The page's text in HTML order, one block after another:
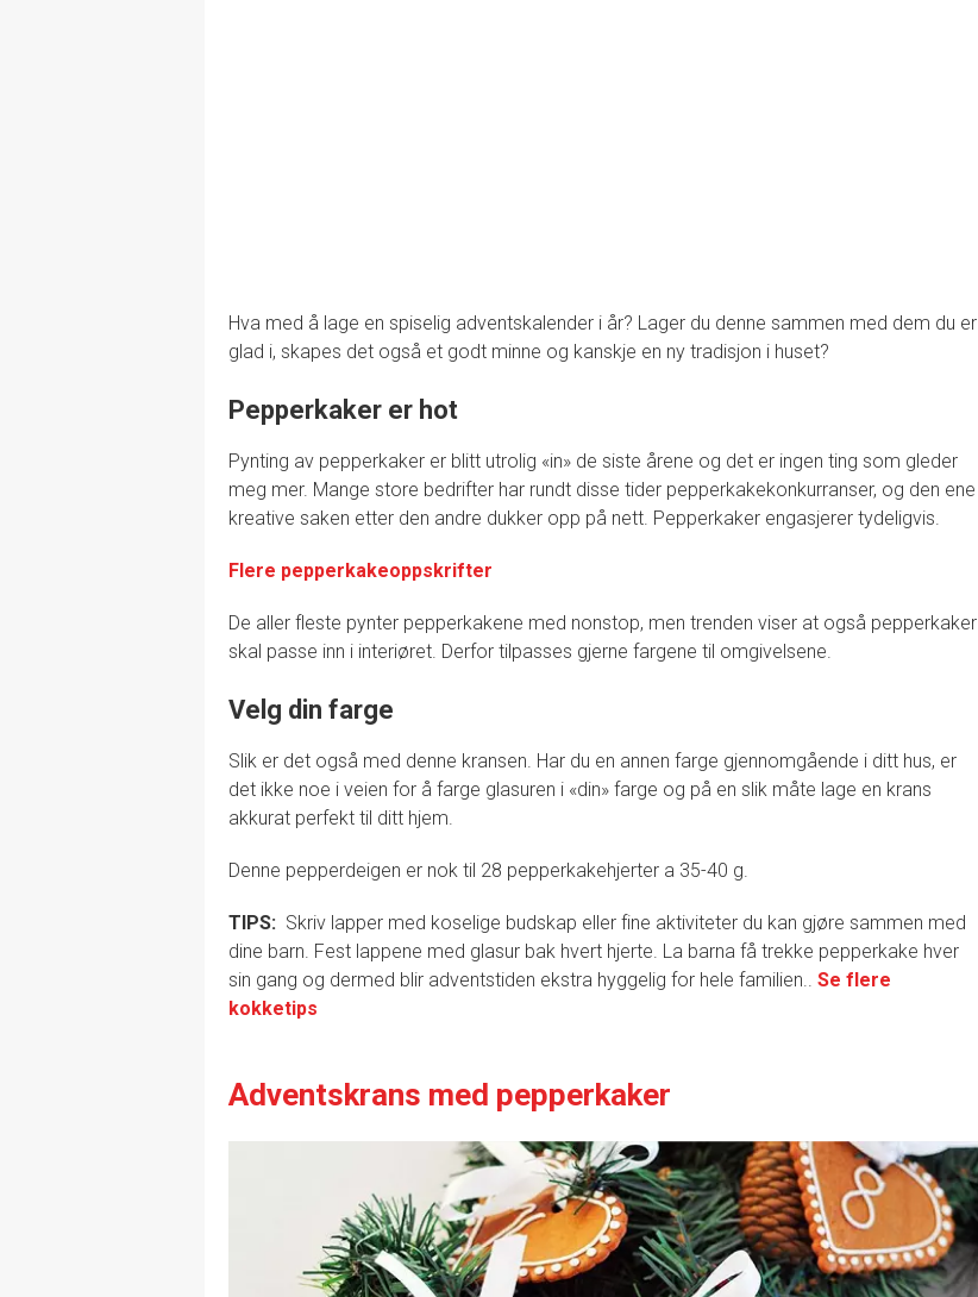
Hva med å lage en spiselig adventskalender i år? Lager du denne sammen med dem du er
glad i, skapes det også et godt minne og kanskje en ny tradisjon i huset?
Pepperkaker er hot
Pynting av pepperkaker er blitt utrolig «in» de siste årene og det er ingen ting som gleder
meg mer. Mange store bedrifter har rundt disse tider pepperkakekonkurranser, og den ene
kreative saken etter den andre dukker opp på nett. Pepperkaker engasjerer tydeligvis.
Flere pepperkakeoppskrifter
De aller fleste pynter pepperkakene med nonstop, men trenden viser at også pepperkaker
skal passe inn i interiøret. Derfor tilpasses gjerne fargene til omgivelsene.
Velg din farge
Slik er det også med denne kransen. Har du en annen farge gjennomgående i ditt hus, er
det ikke noe i veien for å farge glasuren i «din» farge og på en slik måte lage en krans
akkurat perfekt til ditt hjem.
Denne pepperdeigen er nok til 28 pepperkakehjerter a 35-40 g.
TIPS: Skriv lapper med koselige budskap eller fine aktiviteter du kan gjøre sammen med
dine barn. Fest lappene med glasur bak hvert hjerte. La barna få trekke pepperkake hver
sin gang og dermed blir adventstiden ekstra hyggelig for hele familien.. Se flere
kokketips
Adventskrans med pepperkaker